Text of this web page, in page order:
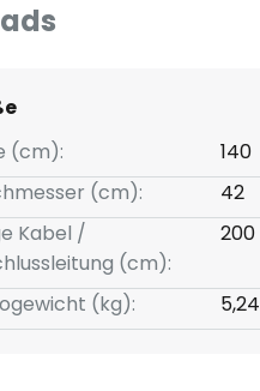
(cm):
140
(cm):
42
Kabel /
(cm):
200
(kg): 5,24